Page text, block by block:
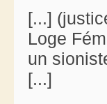
[...]
Loge
un
[...]